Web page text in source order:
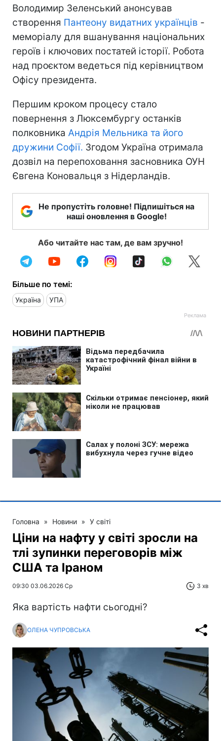
Володимир Зеленський анонсував
створення Пантеону видатних українців -
меморіалу для вшанування національних
героїв і ключових постатей історії. Робота
над проєктом ведеться під керівництвом
Офісу президента.
Першим кроком процесу стало
повернення з Люксембургу останків
полковника Андрія Мельника та його
дружини Софії. Згодом Україна отримала
дозвіл на перепоховання засновника ОУН
Євгена Коновальця з Нідерландів.
Не пропустіть головне! Підпишіться на
наші оновлення в Google!
Або читайте нас там, де вам зручно!
Більше по темі:
Україна УПА
Головна » Новини » У світі
Ціни на нафту у світі зросли на
тлі зупинки переговорів між
США та Іраном
09:30 03.06.2026 Ср 3 хв
Яка вартість нафти сьогодні?
ОЛЕНА ЧУПРОВСЬКА